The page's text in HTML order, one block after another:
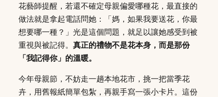
花藝師提醒，若還不確定母親偏愛哪種花，最直接的
做法就是拿起電話問她：「媽，如果我要送花，你最
想要哪一種？」光是這個問題，就足以讓她感受到被
重視與被記得。 真正的禮物不是花本身，而是那份
「我記得你」的溫暖。
今年母親節，不妨走一趟本地花市，挑一把當季花
卉，用舊報紙簡單包紮，再親手寫一張小卡片。這份